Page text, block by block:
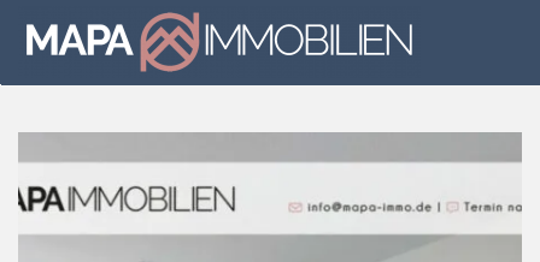
Skip to main content